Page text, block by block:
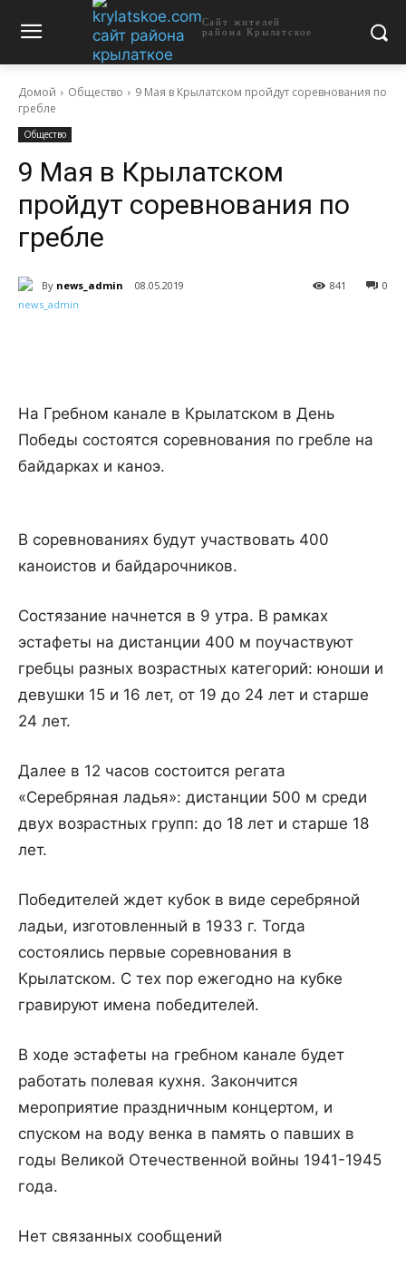
Сайт жителей
района Крылатское
Домой Общество
9 Мая в Крылатском пройдут соревнования по
гребле
Общество
9 Мая в Крылатском
пройдут соревнования по
гребле
By news_admin 08.05.2019 0
841
На Гребном канале в Крылатском в День
Победы состоятся соревнования по гребле на
байдарках и каноэ.
В соревнованиях будут участвовать 400
каноистов и байдарочников.
Состязание начнется в 9 утра. В рамках
эстафеты на дистанции 400 м поучаствуют
гребцы разных возрастных категорий: юноши и
девушки 15 и 16 лет, от 19 до 24 лет и старше
24 лет.
Далее в 12 часов состоится регата
«Серебряная ладья»: дистанции 500 м среди
двух возрастных групп: до 18 лет и старше 18
лет.
Победителей ждет кубок в виде серебряной
ладьи, изготовленный в 1933 г. Тогда
состоялись первые соревнования в
Крылатском. С тех пор ежегодно на кубке
гравируют имена победителей.
В ходе эстафеты на гребном канале будет
работать полевая кухня. Закончится
мероприятие праздничным концертом, и
спуском на воду венка в память о павших в
годы Великой Отечественной войны 1941-1945
года.
Нет связанных сообщений